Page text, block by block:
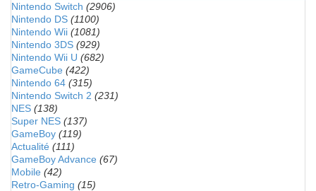
Nintendo Switch (2906)
Nintendo DS (1100)
Nintendo Wii (1081)
Nintendo 3DS (929)
Nintendo Wii U (682)
GameCube (422)
Nintendo 64 (315)
Nintendo Switch 2 (231)
NES (138)
Super NES (137)
GameBoy (119)
Actualité (111)
GameBoy Advance (67)
Mobile (42)
Retro-Gaming (15)